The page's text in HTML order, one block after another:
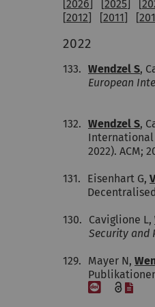
[2026] [2025] [
[2012] [2011] [
2022
133. Wendzel S,
European
132. Wendzel S,
International
2022). ACM;
131. Eisenhart G,
130. Caviglione L,
Security and
129. Mayer N,
[DOI]